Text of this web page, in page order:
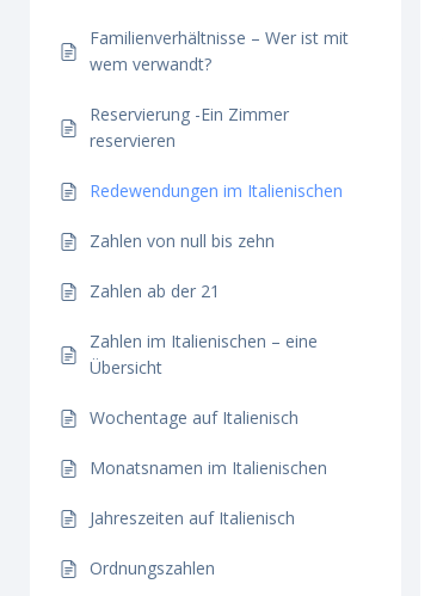
Familienverhältnisse – Wer ist mit
wem verwandt?
Reservierung -Ein Zimmer
reservieren
Redewendungen im Italienischen
Zahlen von null bis zehn
Zahlen ab der 21
Zahlen im Italienischen – eine
Übersicht
Wochentage auf Italienisch
Monatsnamen im Italienischen
Jahreszeiten auf Italienisch
Ordnungszahlen